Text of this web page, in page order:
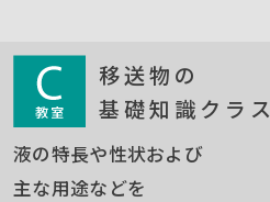
移送物の
基礎知識クラス
液の特長や性状および
主な用途などを